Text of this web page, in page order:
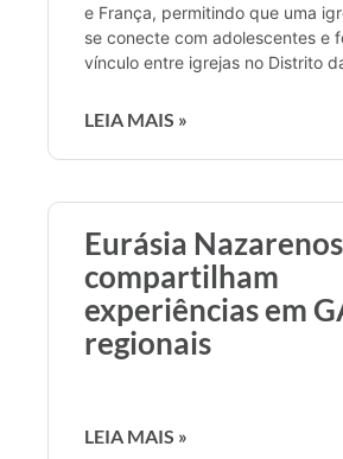
e França, permitindo que uma
se conecte com adolescentes e
vínculo entre igrejas no Distrito
LEIA MAIS »
Eurásia Nazarenos
compartilham
experiências em
regionais
LEIA MAIS »